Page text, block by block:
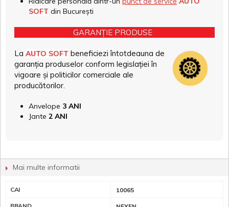
SOFT din București
GARANȚIE PRODUSE
La AUTO SOFT beneficiezi întotdeauna de
garanția produselor conform legislației în
vigoare și politicilor comerciale ale
producătorilor.
Anvelope 3 ANI
Jante 2 ANI
Mai multe informatii
CAI 10065